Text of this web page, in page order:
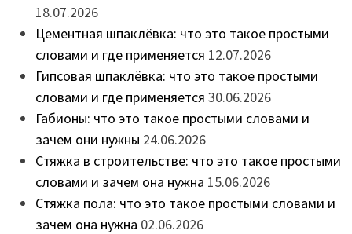
18.07.2026
Цементная шпаклёвка: что это такое простыми
словами и где применяется 12.07.2026
Гипсовая шпаклёвка: что это такое простыми
словами и где применяется 30.06.2026
Габионы: что это такое простыми словами и
зачем они нужны 24.06.2026
Стяжка в строительстве: что это такое простыми
словами и зачем она нужна 15.06.2026
Стяжка пола: что это такое простыми словами и
зачем она нужна 02.06.2026